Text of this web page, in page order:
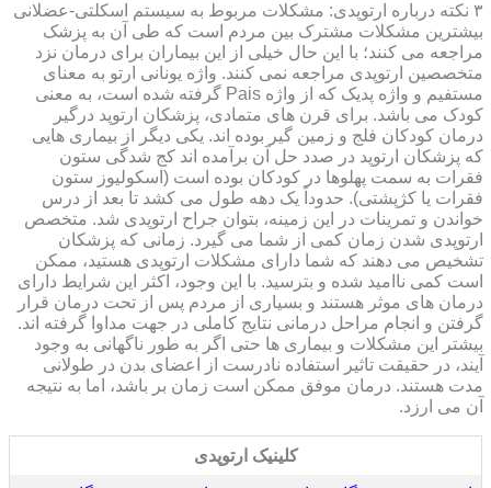
۳ نکته درباره ارتوپدی: مشکلات مربوط به سیستم اسکلتی-عضلانی
بیشترین مشکلات مشترک بین مردم است که طی آن به پزشک
مراجعه می کنند؛ با این حال خیلی از این بیماران برای درمان نزد
متخصصین ارتوپدی مراجعه نمی کنند. واژه یونانی ارتو به معنای
مستفیم و واژه پدیک که از واژه Pais گرفته شده است، به معنی
کودک می باشد. برای قرن های متمادی، پزشکان ارتوپد درگیر
درمان کودکان فلج و زمین گیر بوده اند. یکی دیگر از بیماری هایی
که پزشکان ارتوپد در صدد حل آن برآمده اند کج شدگی ستون
فقرات به سمت پهلوها در کودکان بوده است (اسکولیوز ستون
فقرات یا کژپشتی). حدوداً یک دهه طول می کشد تا بعد از درس
خواندن و تمرینات در این زمینه، بتوان جراح ارتوپدی شد. متخصص
ارتوپدی شدن زمان کمی از شما می گیرد. زمانی که پزشکان
تشخیص می دهند که شما دارای مشکلات ارتوپدی هستید، ممکن
است کمی ناامید شده و بترسید. با این وجود، اکثر این شرایط دارای
درمان های موثر هستند و بسیاری از مردم پس از تحت درمان قرار
گرفتن و انجام مراحل درمانی نتایج کاملی در جهت مداوا گرفته اند.
بیشتر این مشکلات و بیماری ها حتی اگر به طور ناگهانی به وجود
آیند، در حقیقت تاثیر استفاده نادرست از اعضای بدن در طولانی
مدت هستند. درمان موفق ممکن است زمان بر باشد، اما به نتیجه
آن می ارزد.
کلینیک ارتوپدی